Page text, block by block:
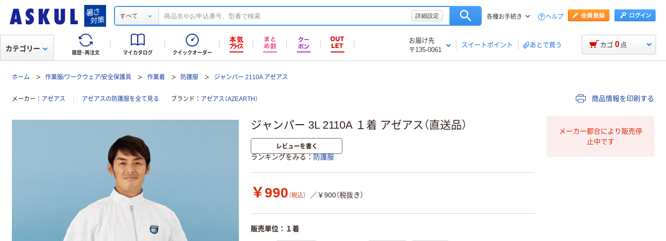
すべて 詳細設定 各種お手続き ヘルプ
履歴・再注文 マイカタログ クイックオーダー
お届け先
〒135-0061
スイートポイント あとで買う
カテゴリー カゴ 0 点
ホーム 作業服/ワークウェア/安全保護具 作業着 防護服 ジャンパー 2110A アゼアス
メーカー アゼアス アゼアスの防護服を全て見る ブランド アゼアス（AZEARTH） 商品情報を印刷する
ジャンパー 3L 2110A １着 アゼアス（直送品）
レビューを書く
ランキングをみる 防護服
￥990 （税込） ／￥900（税抜き）
販売単位：１着
メーカー都合により販売停
止中です